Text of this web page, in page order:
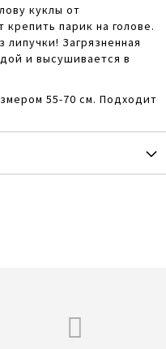
куклы от
парик на голове.
Загрязненная
и высушивается в
55-70 см. Подходит